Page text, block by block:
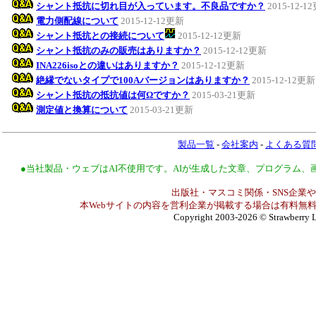
シャント抵抗に切れ目が入っています。不良品ですか？ 2015-12-12
電力側配線について 2015-12-12更新
シャント抵抗との接続について
2015-12-12更新
シャント抵抗のみの販売はありますか？ 2015-12-12更新
INA226isoとの違いはありますか？ 2015-12-12更新
絶縁でないタイプで100Aバージョンはありますか？ 2015-12-12更新
シャント抵抗の抵抗値は何Ωですか？ 2015-03-21更新
測定値と換算について 2015-03-21更新
製品一覧 - 会社案内 - よくある質
●当社製品・ウェブはAI不使用です。AIが生成した文章、プログラム
出版社・マスコミ関係・SNS企業
本Webサイトの内容を営利企業が掲載する場合は有料無
Copyright 2003-2026 © Strawberry